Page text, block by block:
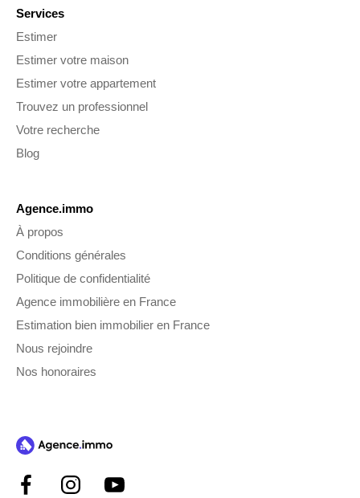
Services
Estimer
Estimer votre maison
Estimer votre appartement
Trouvez un professionnel
Votre recherche
Blog
Agence.immo
À propos
Conditions générales
Politique de confidentialité
Agence immobilière en France
Estimation bien immobilier en France
Nous rejoindre
Nos honoraires